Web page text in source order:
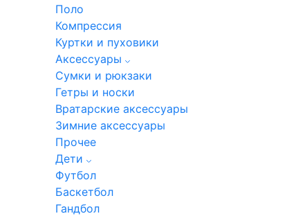
Поло
Компрессия
Куртки и пуховики
Аксессуары
Сумки и рюкзаки
Гетры и носки
Вратарские аксессуары
Зимние аксессуары
Прочее
Дети
Футбол
Баскетбол
Гандбол